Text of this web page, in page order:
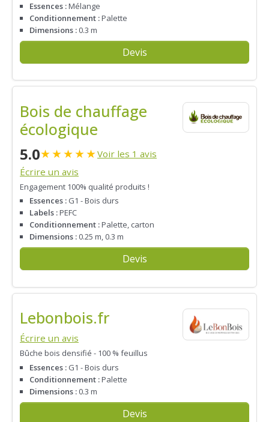
Essences :Mélange
Conditionnement :Palette
Dimensions : 0.3 m
Devis
Bois de chauffage
écologique
5.0★★★★★Voir les 1 avis
Écrire un avis
Engagement 100% qualité produits !
Essences : G1 - Bois durs
Labels :PEFC
Conditionnement :Palette, carton
Dimensions : 0.25 m, 0.3 m
Devis
Lebonbois.fr
Écrire un avis
Bûche bois densifié - 100 % feuillus
Essences : G1 - Bois durs
Conditionnement :Palette
Dimensions : 0.3 m
Devis